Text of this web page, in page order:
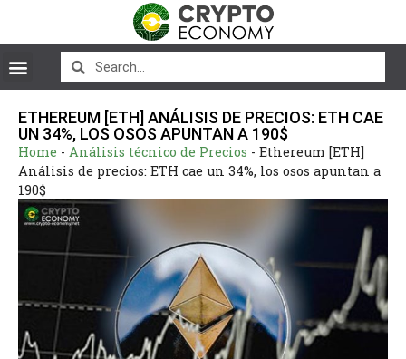
ETHEREUM [ETH] ANÁLISIS DE PRECIOS: ETH CAE
UN 34%, LOS OSOS APUNTAN A 190$
Home - Análisis técnico de Precios - Ethereum [ETH]
Análisis de precios: ETH cae un 34%, los osos apuntan a
190$